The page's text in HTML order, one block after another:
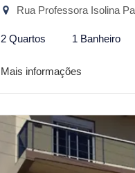
Rua Professora Isolina Passos,
2 Quartos 1 Banheiro
Mais informações